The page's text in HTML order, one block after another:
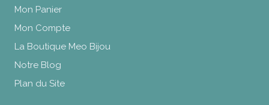
Mon Panier
Mon Compte
La Boutique Meo Bijou
Notre Blog
Plan du Site